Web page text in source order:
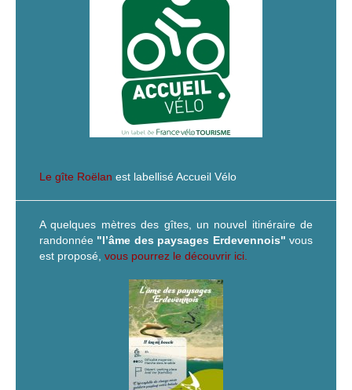
Le gîte Roëlan est labellisé Accueil Vélo
A quelques mètres des gîtes, un nouvel itinéraire de
randonnée "l’âme des paysages Erdevennois"vous
est proposé, vous pourrez le découvrir ici.